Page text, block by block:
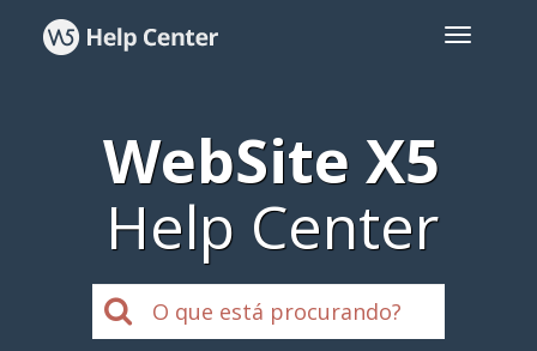
WebSite X5
Help Center